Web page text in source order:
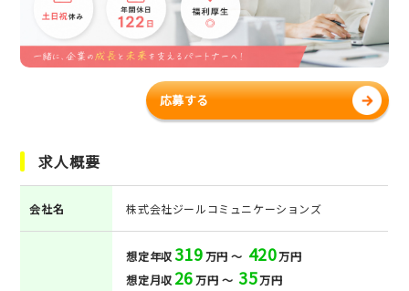
応募する
求人概要
会社名 株式会社ジールコミュニケーションズ
想定年収319万円 ～ 420万円
想定月収 26万円 ～ 35万円